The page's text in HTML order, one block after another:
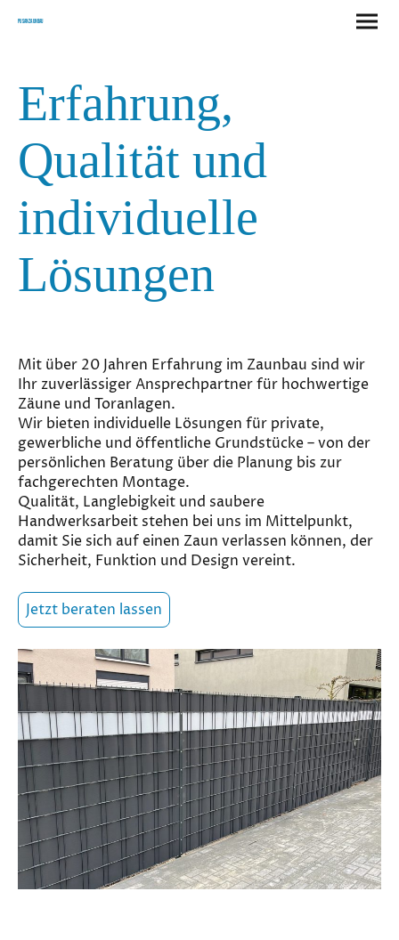
Pusan Zaunbau
Erfahrung,
Qualität und
individuelle
Lösungen
Mit über 20 Jahren Erfahrung im Zaunbau sind wir
Ihr zuverlässiger Ansprechpartner für hochwertige
Zäune und Toranlagen.
Wir bieten individuelle Lösungen für private,
gewerbliche und öffentliche Grundstücke – von der
persönlichen Beratung über die Planung bis zur
fachgerechten Montage.
Qualität, Langlebigkeit und saubere
Handwerksarbeit stehen bei uns im Mittelpunkt,
damit Sie sich auf einen Zaun verlassen können, der
Sicherheit, Funktion und Design vereint.
Jetzt beraten lassen